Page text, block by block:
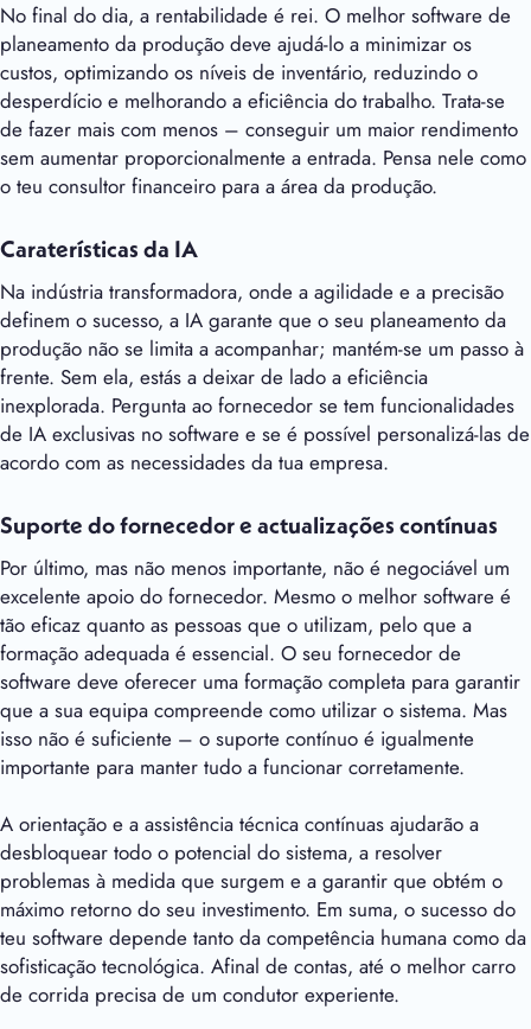
No final do dia, a rentabilidade é rei. O melhor software de
planeamento da produção deve ajudá-lo a minimizar os
custos, optimizando os níveis de inventário, reduzindo o
desperdício e melhorando a eficiência do trabalho. Trata-se
de fazer mais com menos – conseguir um maior rendimento
sem aumentar proporcionalmente a entrada. Pensa nele como
o teu consultor financeiro para a área da produção.
Caraterísticas da IA
Na indústria transformadora, onde a agilidade e a precisão
definem o sucesso, a IA garante que o seu planeamento da
produção não se limita a acompanhar; mantém-se um passo à
frente. Sem ela, estás a deixar de lado a eficiência
inexplorada. Pergunta ao fornecedor se tem funcionalidades
de IA exclusivas no software e se é possível personalizá-las de
acordo com as necessidades da tua empresa.
Suporte do fornecedor e actualizações contínuas
Por último, mas não menos importante, não é negociável um
excelente apoio do fornecedor. Mesmo o melhor software é
tão eficaz quanto as pessoas que o utilizam, pelo que a
formação adequada é essencial. O seu fornecedor de
software deve oferecer uma formação completa para garantir
que a sua equipa compreende como utilizar o sistema. Mas
isso não é suficiente – o suporte contínuo é igualmente
importante para manter tudo a funcionar corretamente.
A orientação e a assistência técnica contínuas ajudarão a
desbloquear todo o potencial do sistema, a resolver
problemas à medida que surgem e a garantir que obtém o
máximo retorno do seu investimento. Em suma, o sucesso do
teu software depende tanto da competência humana como da
sofisticação tecnológica. Afinal de contas, até o melhor carro
de corrida precisa de um condutor experiente.